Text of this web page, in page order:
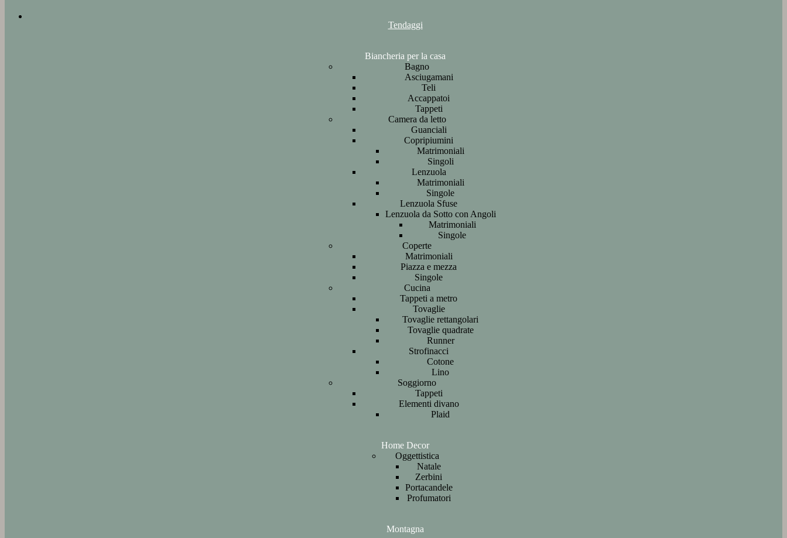
Tendaggi
Biancheria per la casa
Bagno
Asciugamani
Teli
Accappatoi
Tappeti
Camera da letto
Guanciali
Copripiumini
Matrimoniali
Singoli
Lenzuola
Matrimoniali
Singole
Lenzuola Sfuse
Lenzuola da Sotto con Angoli
Matrimoniali
Singole
Coperte
Matrimoniali
Piazza e mezza
Singole
Cucina
Tappeti a metro
Tovaglie
Tovaglie rettangolari
Tovaglie quadrate
Runner
Strofinacci
Cotone
Lino
Soggiorno
Tappeti
Elementi divano
Plaid
Home Decor
Oggettistica
Natale
Zerbini
Portacandele
Profumatori
Montagna